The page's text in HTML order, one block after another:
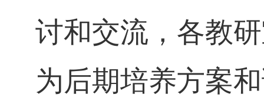
讨和交流，各教
为后期培养方案